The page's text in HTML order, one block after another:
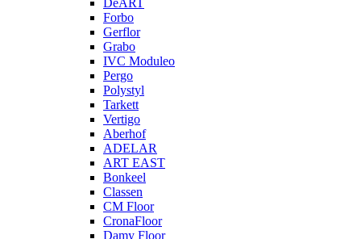
DeART
Forbo
Gerflor
Grabo
IVC Moduleo
Pergo
Polystyl
Tarkett
Vertigo
Aberhof
ADELAR
ART EAST
Bonkeel
Classen
CM Floor
CronaFloor
Damy Floor